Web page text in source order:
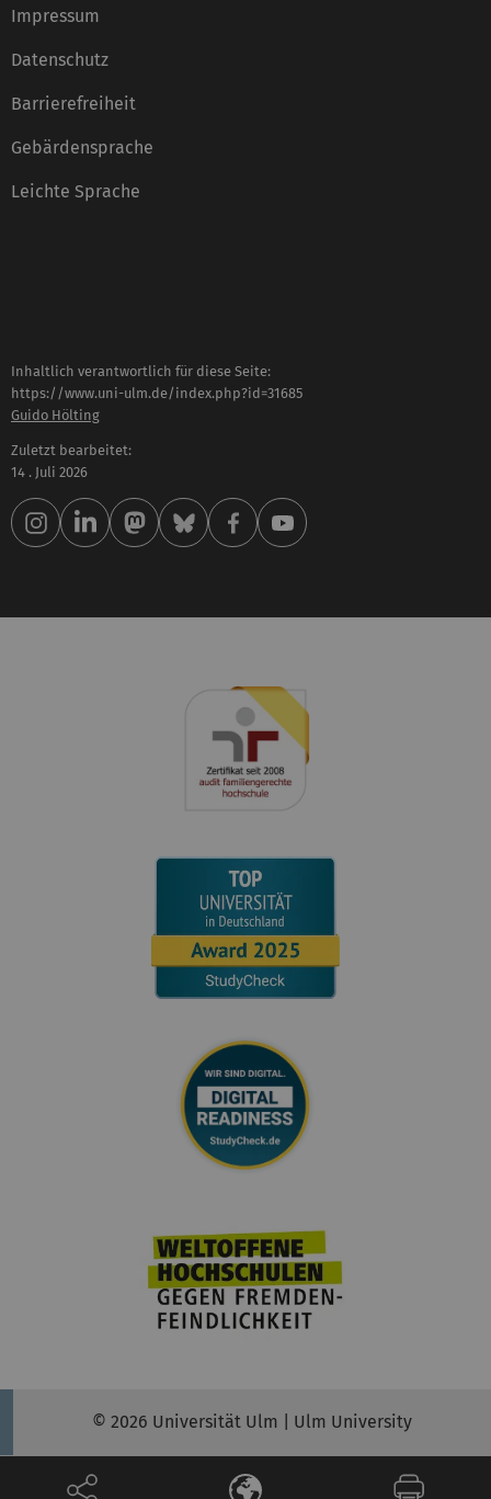
Impressum
Datenschutz
Barrierefreiheit
Gebärdensprache
Leichte Sprache
Inhaltlich verantwortlich für diese Seite:
https://www.uni-ulm.de/index.php?id=31685
Guido Hölting
Zuletzt bearbeitet:
14 . Juli 2026
© 2026 Universität Ulm | Ulm University